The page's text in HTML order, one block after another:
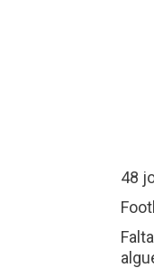
48